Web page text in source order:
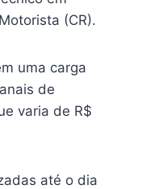
(CR).
uma carga
de
varia de R$
até o dia